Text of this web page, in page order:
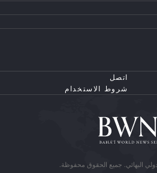
اتصل
شروط الاستخدام